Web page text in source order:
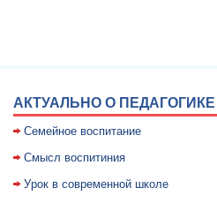
АКТУАЛЬНО О ПЕДАГОГИКЕ
Семейное воспитание
Смысл воспитиния
Уpок в совpеменной школе